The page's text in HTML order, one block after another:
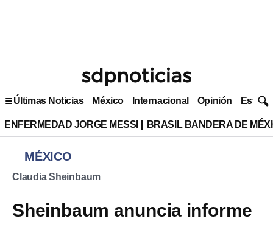
Últimas Noticias México Internacional Opinión Estilo
ENFERMEDAD JORGE MESSI BRASIL BANDERA DE
MÉXICO
Claudia Sheinbaum
Sheinbaum anuncia informe